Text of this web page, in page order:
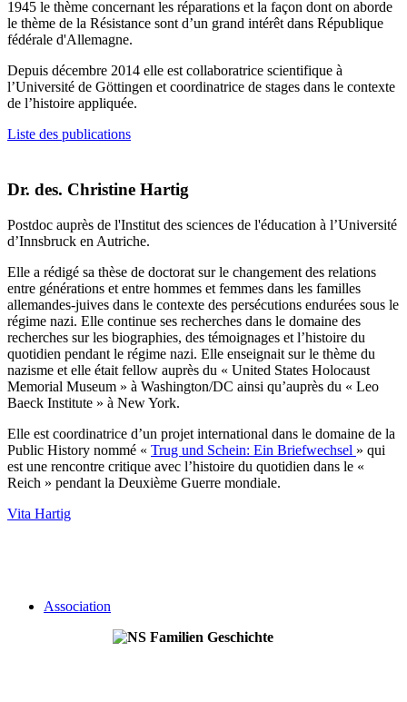
1945 le thème concernant les réparations et la façon dont on aborde
le thème de la Résistance sont d’un grand intérêt dans République
fédérale d'Allemagne.
Depuis décembre 2014 elle est collaboratrice scientifique à
l’Université de Göttingen et coordinatrice de stages dans le contexte
de l’histoire appliquée.
Liste des publications
Dr. des. Christine Hartig
Postdoc auprès de l'Institut des sciences de l'éducation à l’Université
d’Innsbruck en Autriche.
Elle a rédigé sa thèse de doctorat sur le changement des relations
entre générations et entre hommes et femmes dans les familles
allemandes-juives dans le contexte des persécutions endurées sous le
régime nazi. Elle continue ses recherches dans le domaine des
recherches sur les biographies, des témoignages et l’histoire du
quotidien pendant le régime nazi. Elle enseignait sur le thème du
nazisme et elle était fellow auprès du « United States Holocaust
Memorial Museum » à Washington/DC ainsi qu’auprès du « Leo
Baeck Institute » à New York.
Elle est coordinatrice d’un projet international dans le domaine de la
Public History nommé « Trug und Schein: Ein Briefwechsel » qui
est une rencontre critique avec l’histoire du quotidien dans le «
Reich » pendant la Deuxième Guerre mondiale.
Vita Hartig
Association